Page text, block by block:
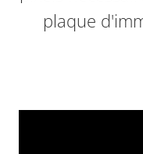
plaque